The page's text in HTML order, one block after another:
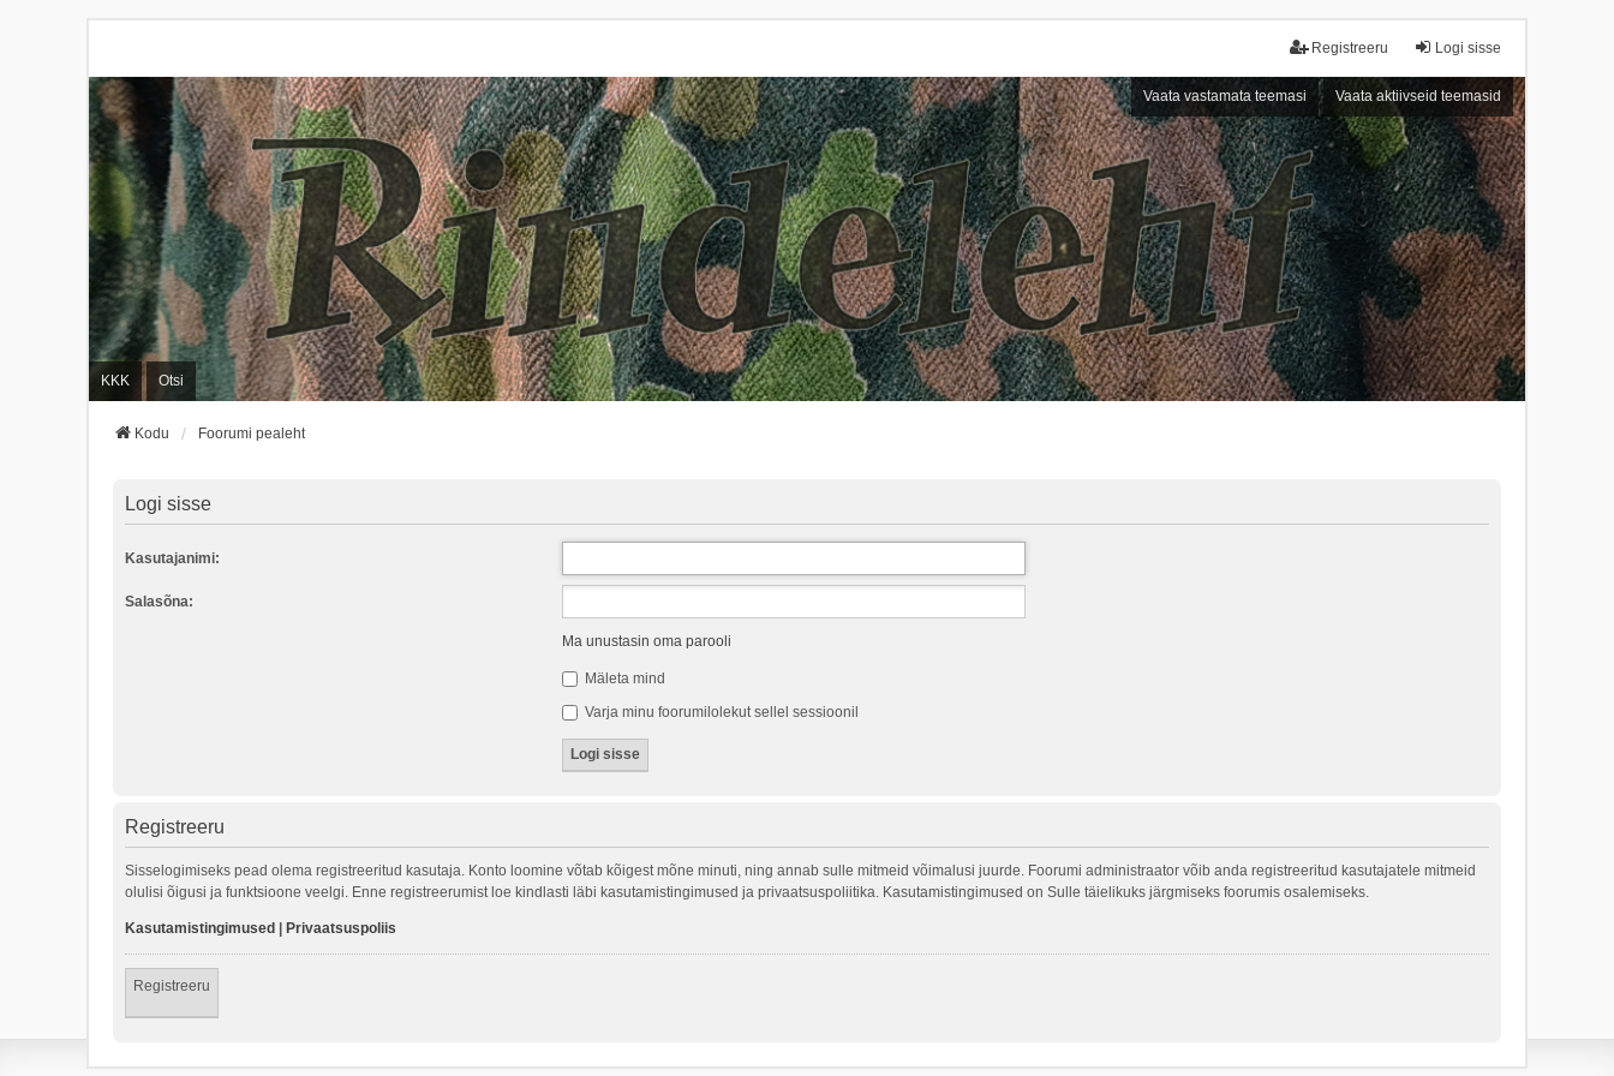
Logi sisse
Registreeru
Vaata vastamata teemasi Vaata aktiivseid teemasid
KKK Otsi
Kodu Foorumi pealeht
Logi sisse
Kasutajanimi:
Salasõna:
Ma unustasin oma parooli
Mäleta mind
Varja minu foorumilolekut sellel sessioonil
Registreeru
Sisselogimiseks pead olema registreeritud kasutaja. Konto loomine võtab kõigest mõne minuti, ning annab sulle mitmeid võimalusi juurde. Foorumi administraator võib anda registreeritud kasutajatele mitmeid
olulisi õigusi ja funktsioone veelgi. Enne registreerumist loe kindlasti läbi kasutamistingimused ja privaatsuspoliitika. Kasutamistingimused on Sulle täielikuks järgmiseks foorumis osalemiseks.
Kasutamistingimused | Privaatsuspoliis
Registreeru